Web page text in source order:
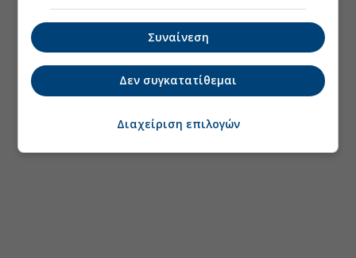
Συναίνεση
Δεν συγκατατίθεμαι
Διαχείριση επιλογών